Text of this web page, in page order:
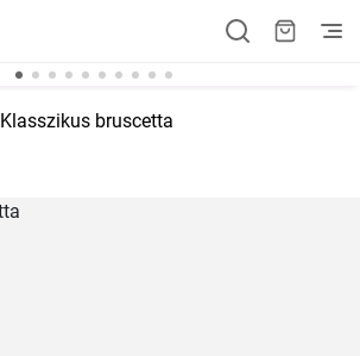
Klasszikus bruscetta